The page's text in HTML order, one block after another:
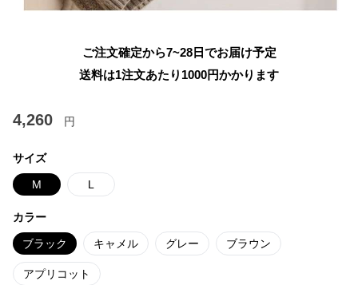
ご注文確定から7~28日でお届け予定
送料は1注文あたり 1000円かかります
4,260 円
サイズ
M L
カラー
ブラック キャメル グレー ブラウン
アプリコット